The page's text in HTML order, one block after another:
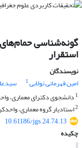
گونه‌شناسی حمام‌های
استقرار
نویسندگان
امین قهرمانی تولابی1
1 دانشجوی دکترای معماری،
2استادیار گروه معماری،
10.61186/jgs.24.74.13
چکیده